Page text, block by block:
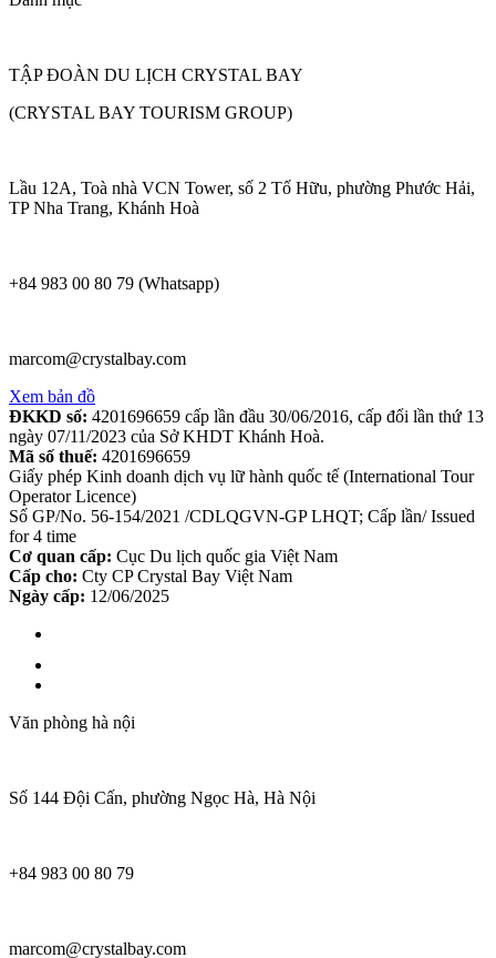
TẬP ĐOÀN DU LỊCH CRYSTAL BAY
(CRYSTAL BAY TOURISM GROUP)
Lầu 12A, Toà nhà VCN Tower, số 2 Tố Hữu, phường Phước Hải,
TP Nha Trang, Khánh Hoà
+84 983 00 80 79 (Whatsapp)
marcom@crystalbay.com
Xem bản đồ
ĐKKD số: 4201696659 cấp lần đầu 30/06/2016, cấp đổi lần thứ 13
ngày 07/11/2023 của Sở KHDT Khánh Hoà.
Mã số thuế: 4201696659
Giấy phép Kinh doanh dịch vụ lữ hành quốc tế (International Tour
Operator Licence)
Số GP/No. 56-154/2021 /CDLQGVN-GP LHQT; Cấp lần/ Issued
for 4 time
Cơ quan cấp: Cục Du lịch quốc gia Việt Nam
Cấp cho: Cty CP Crystal Bay Việt Nam
Ngày cấp: 12/06/2025
Văn phòng hà nội
Số 144 Đội Cấn, phường Ngọc Hà, Hà Nội
+84 983 00 80 79
marcom@crystalbay.com